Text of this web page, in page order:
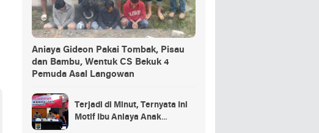
Aniaya Gideon Pakai Tombak, Pisau
dan Bambu, Wentuk CS Bekuk 4
Pemuda Asal Langowan
Terjadi di Minut, Ternyata Ini
Motif Ibu Aniaya Anak